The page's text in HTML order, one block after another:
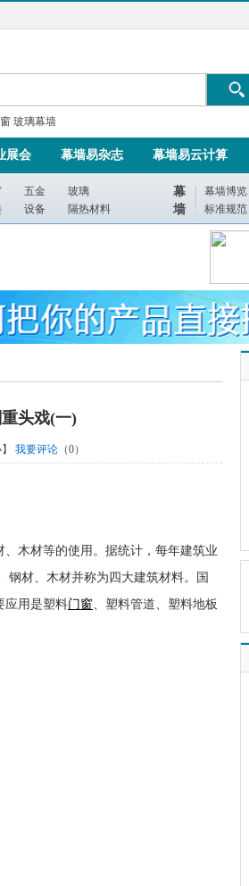
玻璃幕墙
展会 幕墙易杂志 幕墙易云计算
五金
玻璃
设备 隔热材料
幕
墙
幕墙博览
标准规范
头戏(一)
】 我要评论（0）
木材等的使用。据统计，每年建筑业
钢材、木材并称为四大建筑材料。国
应用是塑料门窗、塑料管道、塑料地板